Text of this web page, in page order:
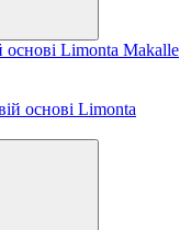
основі Limonta Makalle